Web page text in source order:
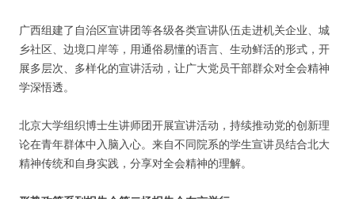
广西组建了自治区宣讲团等各级各类宣讲队伍走进机关企业、城
乡社区、边境口岸等，用通俗易懂的语言、生动鲜活的形式，开
展多层次、多样化的宣讲活动，让广大党员干部群众对全会精神
学深悟透。
北京大学组织博士生讲师团开展宣讲活动，持续推动党的创新理
论在青年群体中入脑入心。来自不同院系的学生宣讲员结合北大
精神传统和自身实践，分享对全会精神的理解。